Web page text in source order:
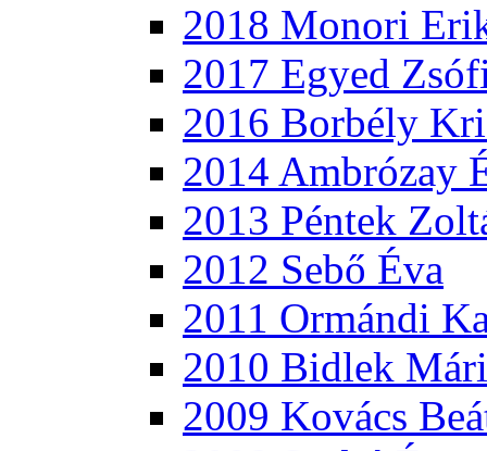
2018 Monori
2017 Egyed
2016 Borbély
2014 Ambrózay
2013 Péntek
2012 Sebő Éva
2011 Ormándi
2010 Bidlek
2009 Kovács